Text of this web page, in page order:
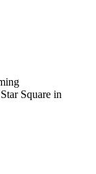
Square in